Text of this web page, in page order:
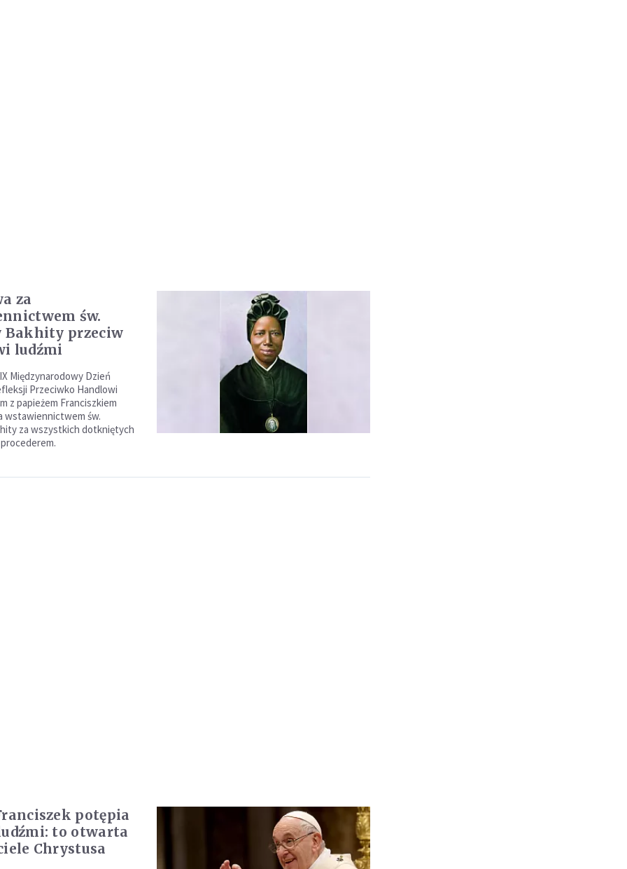
za
św.
Bakhity przeciw
ludźmi
Międzynarodowy Dzień
Przeciwko Handlowi
z papieżem Franciszkiem
wstawiennictwem św.
za wszystkich dotkniętych
potępia
to otwarta
Chrystusa